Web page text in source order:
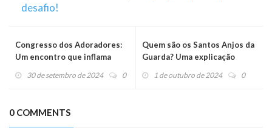
desafio!
Congresso dos Adoradores:
Um encontro que inflama
30 de setembro de 2024 0
Quem são os Santos Anjos da
Guarda? Uma explicação
1 de outubro de 2024 0
0 COMMENTS